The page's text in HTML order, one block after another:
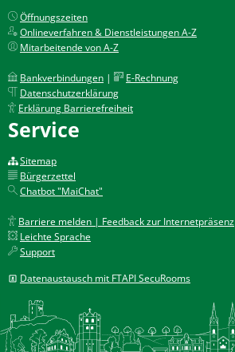
Öffnungszeiten
Onlineverfahren & Dienstleistungen A-Z
Mitarbeitende von A-Z
Bankverbindungen |
E-Rechnung
Datenschutzerklärung
Erklärung Barrierefreiheit
Service
Sitemap
Bürgerzettel
Chatbot "MaiChat"
Barriere melden | Feedback zur Internetpräsenz
Leichte Sprache
Support
Datenaustausch mit FTAPI SecuRooms